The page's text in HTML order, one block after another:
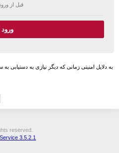
قبل از
به دلایل امنیتی زمانی که دیگر نیازی به دستیابی به
reserved.
3.5.2.1